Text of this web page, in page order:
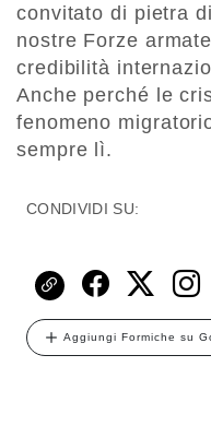
convitato di pietra
nostre Forze
credibilità
Anche perché le
fenomeno
sempre lì.
CONDIVIDI SU:
Aggiungi Formiche su